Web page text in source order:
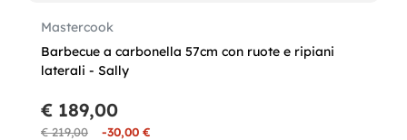
Mastercook
Barbecue a carbonella 57cm con ruote e ripiani
laterali - Sally
€ 219,00 -30,00 €
€ 189,00